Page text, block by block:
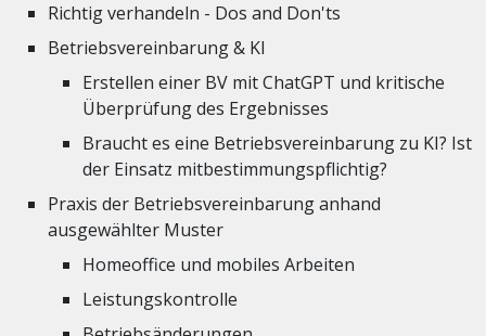
Richtig verhandeln - Dos and Don'ts
Betriebsvereinbarung & KI
Erstellen einer BV mit ChatGPT und kritische
Überprüfung des Ergebnisses
Braucht es eine Betriebsvereinbarung zu KI? Ist
der Einsatz mitbestimmungspflichtig?
Praxis der Betriebsvereinbarung anhand
ausgewählter Muster
Homeoffice und mobiles Arbeiten
Leistungskontrolle